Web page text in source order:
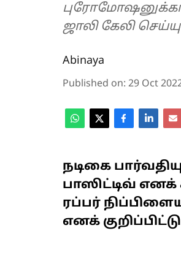
புரோமோஷனுக்காக இப்படியா? நடிகை பார்வதியையும்,
ஜாலி கேலி
Abinaya
Published on: 29 Oct
நடிகை
பாஸிட்டிவ்
ரப்பர்
எனக்